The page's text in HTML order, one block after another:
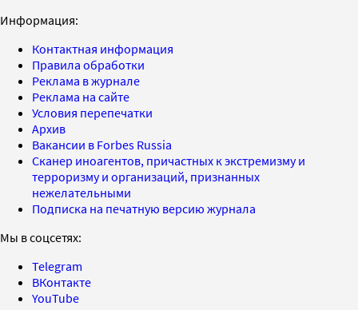
Информация:
Контактная информация
Правила обработки
Реклама в журнале
Реклама на сайте
Условия перепечатки
Архив
Вакансии в Forbes Russia
Сканер иноагентов, причастных к экстремизму и
терроризму и организаций, признанных
нежелательными
Подписка на печатную версию журнала
Мы в соцсетях:
Telegram
ВКонтакте
YouTube